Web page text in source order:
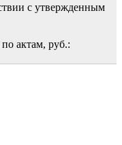
с утвержденным
актам, руб.: